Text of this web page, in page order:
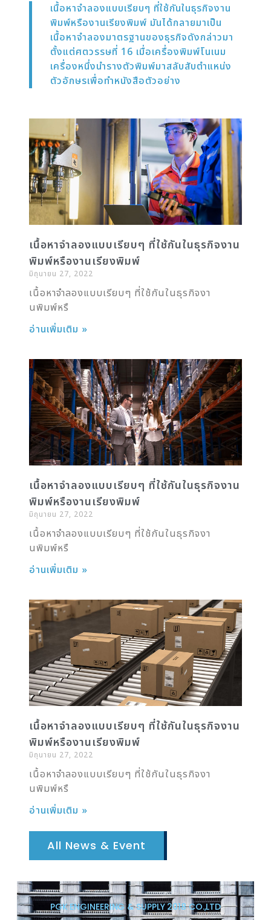
เนื้อหาจำลองแบบเรียบๆ ที่ใช้กันในธุรกิจงาน
พิมพ์หรืองานเรียงพิมพ์ มันได้กลายมาเป็น
เนื้อหาจำลองมาตรฐานของธุรกิจดังกล่าวมา
ตั้งแต่ศตวรรษที่ 16 เมื่อเครื่องพิมพ์โนเนม
เครื่องหนึ่งนำรางตัวพิมพ์มาสลับสับตำแหน่ง
ตัวอักษรเพื่อทำหนังสือตัวอย่าง
เนื้อหาจำลองแบบเรียบๆ ที่ใช้กันในธุรกิจงาน
พิมพ์หรืองานเรียงพิมพ์
มิถุนายน 27, 2022
เนื้อหาจำลองแบบเรียบๆ ที่ใช้กันในธุรกิจงา
นพิมพ์หรื
อ่านเพิ่มเติม »
เนื้อหาจำลองแบบเรียบๆ ที่ใช้กันในธุรกิจงาน
พิมพ์หรืองานเรียงพิมพ์
มิถุนายน 27, 2022
เนื้อหาจำลองแบบเรียบๆ ที่ใช้กันในธุรกิจงา
นพิมพ์หรื
อ่านเพิ่มเติม »
เนื้อหาจำลองแบบเรียบๆ ที่ใช้กันในธุรกิจงาน
พิมพ์หรืองานเรียงพิมพ์
มิถุนายน 27, 2022
เนื้อหาจำลองแบบเรียบๆ ที่ใช้กันในธุรกิจงา
นพิมพ์หรื
อ่านเพิ่มเติม »
All News & Event
PGK ENGINEERING & SUPPLY 2018 CO.,LTD